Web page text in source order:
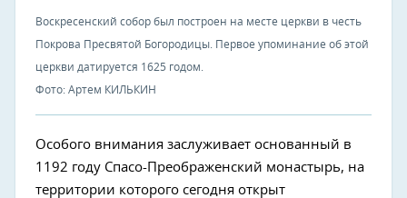
Воскресенский собор был построен на месте церкви в честь
Покрова Пресвятой Богородицы. Первое упоминание об этой
церкви датируется 1625 годом.
Фото: Артем КИЛЬКИН
Особого внимания заслуживает основанный в
1192 году Спасо-Преображенский монастырь, на
территории которого сегодня открыт